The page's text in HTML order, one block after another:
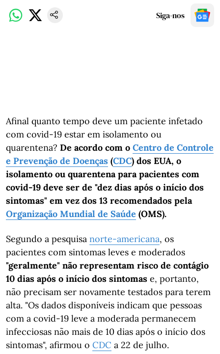
Siga-nos
Afinal quanto tempo deve um paciente infetado
com covid-19 estar em isolamento ou
quarentena? De acordo com o Centro de Controle
e Prevenção de Doenças (CDC) dos EUA, o
isolamento ou quarentena para pacientes com
covid-19 deve ser de "dez dias após o início dos
sintomas" em vez dos 13 recomendados pela
Organização Mundial de Saúde (OMS).
Segundo a pesquisa norte-americana, os
pacientes com sintomas leves e moderados
"geralmente" não representam risco de contágio
10 dias após o início dos sintomas e, portanto,
não precisam ser novamente testados para terem
alta. "Os dados disponíveis indicam que pessoas
com a covid-19 leve a moderada permanecem
infecciosas não mais de 10 dias após o início dos
sintomas", afirmou o CDC a 22 de julho.